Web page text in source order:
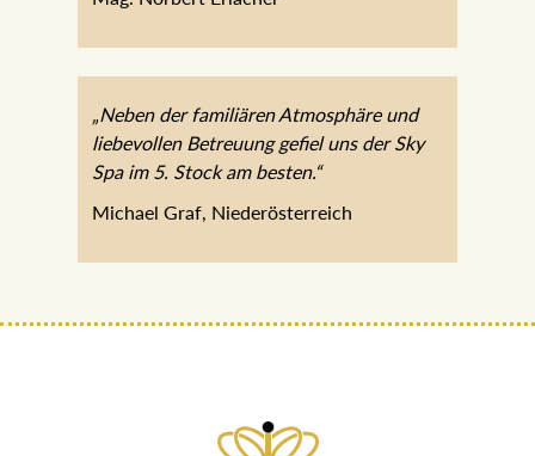
Mag. Norbert Erlacher
„Neben der familiären Atmosphäre und
liebevollen Betreuung gefiel uns der Sky